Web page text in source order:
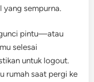
sempurna.
pintu—atau
selesai
untuk logout.
rumah saat pergi ke